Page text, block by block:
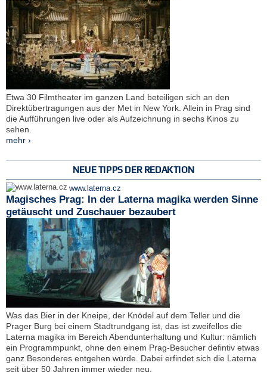
Etwa 30 Filmtheater im ganzen Land beteiligen sich an den
Direktübertragungen aus der Met in New York. Allein in Prag sind
die Aufführungen live oder als Aufzeichnung in sechs Kinos zu
sehen.
mehr ›
NEUE TIPPS DER REDAKTION
www.laterna.cz
Magisches Prag: In der Laterna magika werden Sinne
getäuscht und Zuschauer bezaubert
Was das Bier in der Kneipe, der Knödel auf dem Teller und die
Prager Burg bei einem Stadtrundgang ist, das ist zweifellos die
Laterna magika im Bereich Abendunterhaltung und Kultur: nämlich
ein Programmpunkt, ohne den einem Prag-Besucher defintiv etwas
ganz Besonderes entgehen würde. Dabei erfindet sich die Laterna
seit über 50 Jahren immer wieder neu.